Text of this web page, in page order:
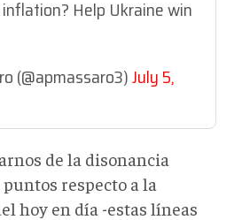
Help Ukraine win
(@apmassaro3)July 5,
de la disonancia
respecto a la
hoy en día -estas líneas